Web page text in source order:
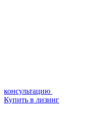
консультацию
Купить в лизинг